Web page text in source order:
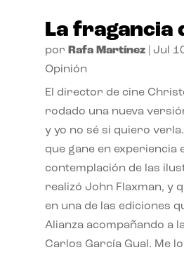
La fragancia
por Rafa Martínez| Jul
Opinión
El director de cine
rodado una nueva
y yo no sé si quiero
que gane en experiencia
contemplación de las
realizó John Flaxman, y
en una de las ediciones
Alianza acompañando a
Carlos García Gual. Me